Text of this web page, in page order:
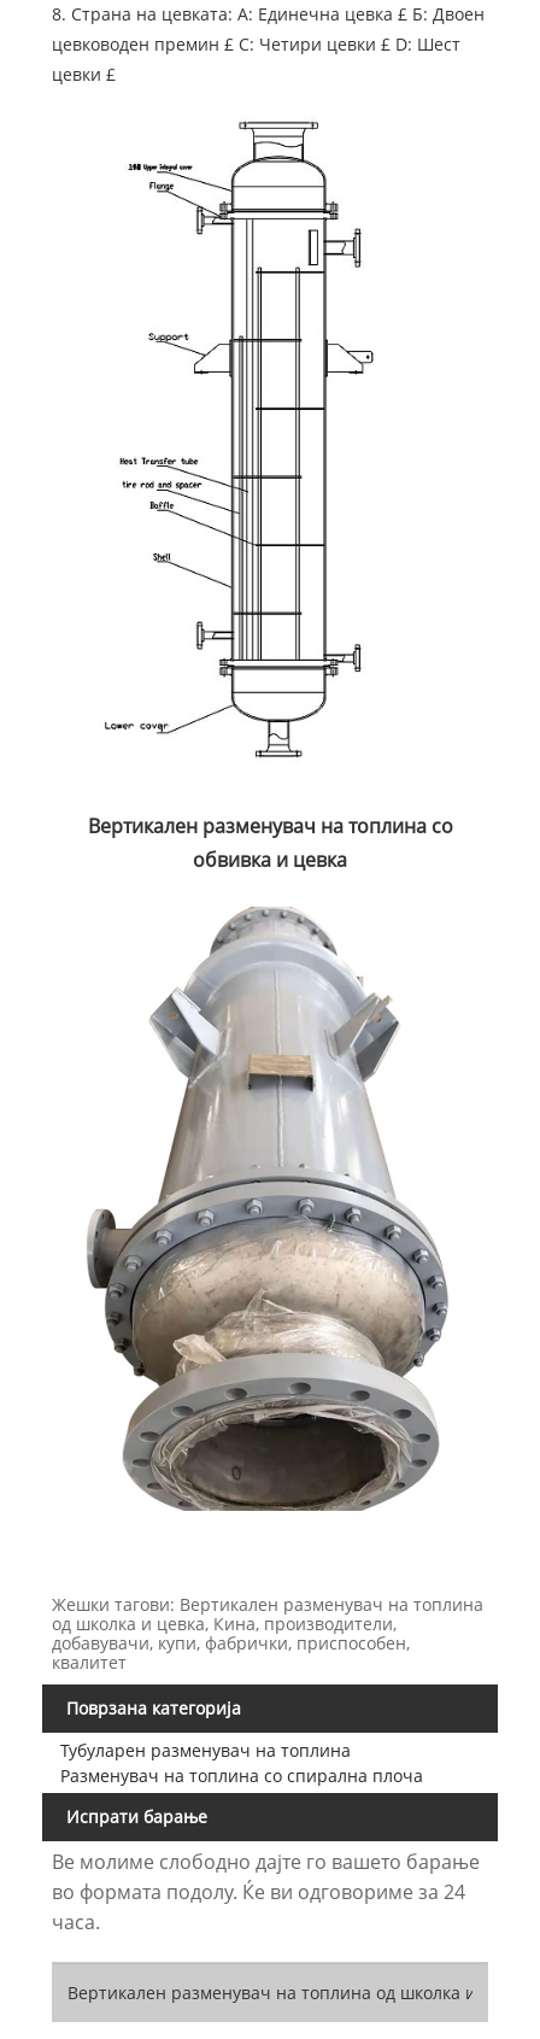
8. Страна на цевката: A: Единечна цевка £ Б: Двоен
цевководен премин £ C: Четири цевки £ D: Шест
цевки £
Вертикален разменувач на топлина со
обвивка и цевка
Жешки тагови: Вертикален разменувач на топлина
од школка и цевка, Кина, производители,
добавувачи, купи, фабрички, приспособен,
квалитет
Поврзана категорија
Тубуларен разменувач на топлина
Разменувач на топлина со спирална плоча
Испрати барање
Ве молиме слободно дајте го вашето барање
во формата подолу. Ќе ви одговориме за 24
часа.